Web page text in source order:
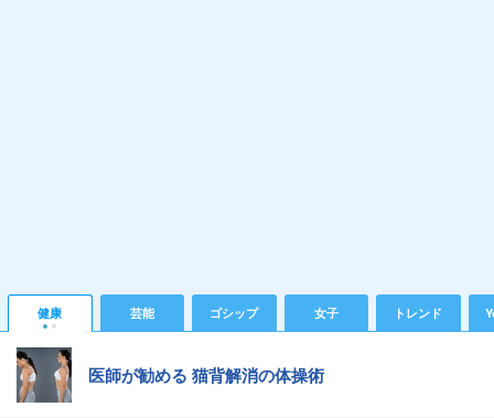
健康 芸能 ゴシップ 女子 トレンド
医師が勧める 猫背解消の体操術